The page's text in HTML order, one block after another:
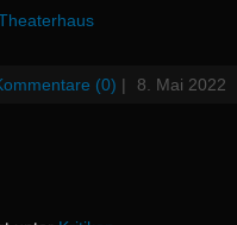
(0) | 8. Mai 2022